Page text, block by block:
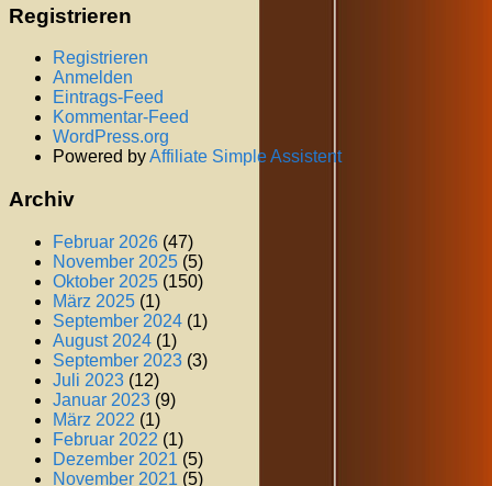
Registrieren
Registrieren
Anmelden
Eintrags-Feed
Kommentar-Feed
WordPress.org
Powered byAffiliate Simple Assistent
Archiv
Februar 2026 (47)
November 2025 (5)
Oktober 2025 (150)
März 2025 (1)
September 2024 (1)
August 2024 (1)
September 2023 (3)
Juli 2023 (12)
Januar 2023 (9)
März 2022 (1)
Februar 2022 (1)
Dezember 2021 (5)
November 2021 (5)